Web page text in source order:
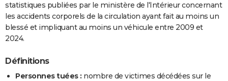
statistiques publiées par le ministère de l'Intérieur concernant
les accidents corporels de la circulation ayant fait au moins un
blessé et impliquant au moins un véhicule entre 2009 et
2024.
Définitions
Personnes tuées : nombre de victimes décédées sur le